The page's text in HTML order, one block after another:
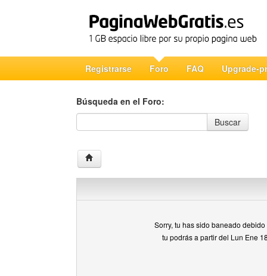
Registrarse Foro FAQ Upgrade-
Búsqueda en el Foro:
Búsqueda en el Foro
Buscar
Sorry, tu has sido baneado
tu podrás a partir del Lun Ene